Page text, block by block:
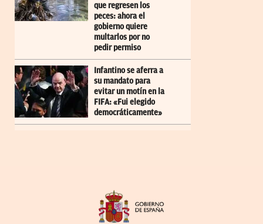
que regresen los
peces: ahora el
gobierno quiere
multarlos por no
pedir permiso
Infantino se aferra a
su mandato para
evitar un motín en la
FIFA: «Fui elegido
democráticamente»